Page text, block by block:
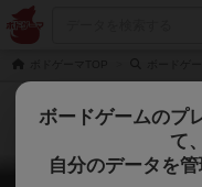
ボードゲームのプ
て、
自分のデータを